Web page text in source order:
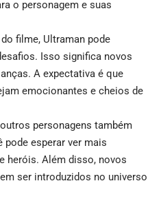
o personagem e suas
filme, Ultraman pode
Isso significa novos
A expectativa é que
emocionantes e cheios de
personagens também
pode esperar ver mais
heróis. Além disso, novos
ser introduzidos no universo